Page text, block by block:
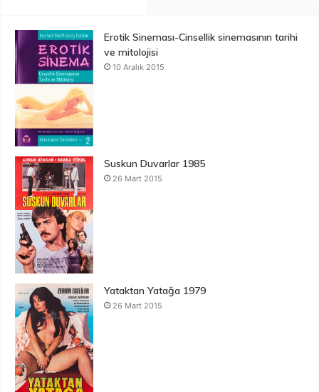
Erotik Sineması-Cinsellik sinemasının tarihi
ve mitolojisi
10 Aralık 2015
Suskun Duvarlar 1985
26 Mart 2015
Yataktan Yatağa 1979
26 Mart 2015